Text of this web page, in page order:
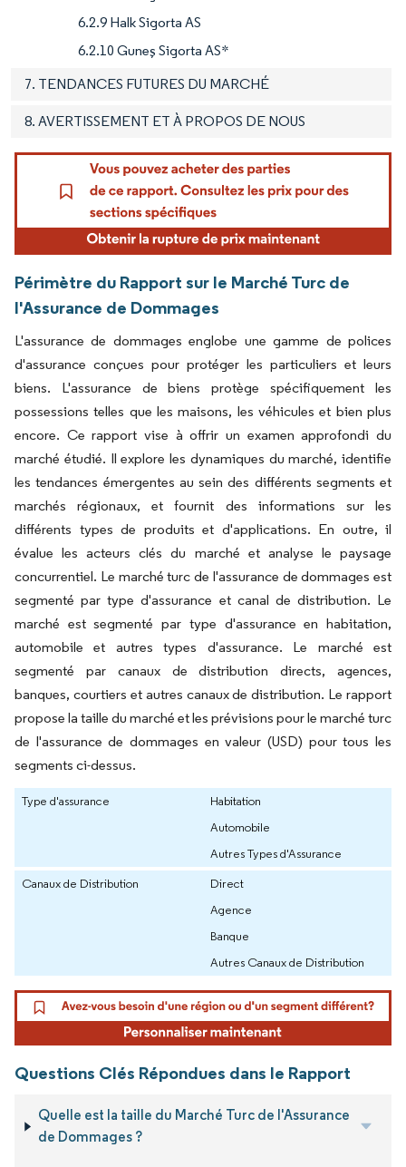
6.2.9 Halk Sigorta AS
6.2.10 Guneş Sigorta AS*
7. TENDANCES FUTURES DU MARCHÉ
8. AVERTISSEMENT ET À PROPOS DE NOUS
Périmètre du Rapport sur le Marché Turc de
l'Assurance de Dommages
L'assurance de dommages englobe une gamme de polices
d'assurance conçues pour protéger les particuliers et leurs
biens. L'assurance de biens protège spécifiquement les
possessions telles que les maisons, les véhicules et bien plus
encore. Ce rapport vise à offrir un examen approfondi du
marché étudié. Il explore les dynamiques du marché, identifie
les tendances émergentes au sein des différents segments et
marchés régionaux, et fournit des informations sur les
différents types de produits et d'applications. En outre, il
évalue les acteurs clés du marché et analyse le paysage
concurrentiel. Le marché turc de l'assurance de dommages est
segmenté par type d'assurance et canal de distribution. Le
marché est segmenté par type d'assurance en habitation,
automobile et autres types d'assurance. Le marché est
segmenté par canaux de distribution directs, agences,
banques, courtiers et autres canaux de distribution. Le rapport
propose la taille du marché et les prévisions pour le marché turc
de l'assurance de dommages en valeur (USD) pour tous les
segments ci-dessus.
Type d'assurance
Habitation
Automobile
Autres Types d'Assurance
Canaux de Distribution
Direct
Agence
Banque
Autres Canaux de Distribution
Questions Clés Répondues dans le Rapport
Quelle est la taille du Marché Turc de l'Assurance
de Dommages ?